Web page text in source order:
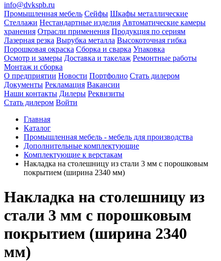
info@dvkspb.ru
Промышленная мебель Сейфы Шкафы металлические
Стеллажи Нестандартные изделия Автоматические камеры
хранения Отрасли применения Продукция по сериям
Лазерная резка Вырубка металла Высокоточная гибка
Порошковая окраска Сборка и сварка Упаковка
Осмотр и замеры Доставка и такелаж Ремонтные работы
Монтаж и сборка
О предприятии Новости Портфолио Стать дилером
Документы Рекламация Вакансии
Наши контакты Дилеры Реквизиты
Стать дилером Войти
Главная
Каталог
Промышленная мебель - мебель для производства
Дополнительные комплектующие
Комплектующие к верстакам
Накладка на столешницу из стали 3 мм с порошковым
покрытием (ширина 2340 мм)
Накладка на столешницу из
стали 3 мм с порошковым
покрытием (ширина 2340
мм)